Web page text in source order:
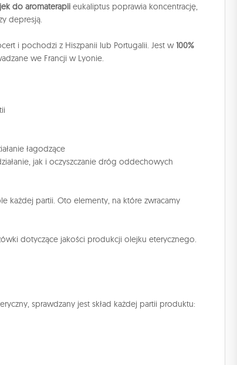
do aromaterapii eukaliptus poprawia koncentrację,
depresją.
i pochodzi z Hiszpanii lub Portugalii. Jest w100%
we Francji w Lyonie.
łagodzące
jak i oczyszczanie dróg oddechowych
każdej partii. Oto elementy, na które zwracamy
dotyczące jakości produkcji olejku eterycznego.
sprawdzany jest skład każdej partii produktu: